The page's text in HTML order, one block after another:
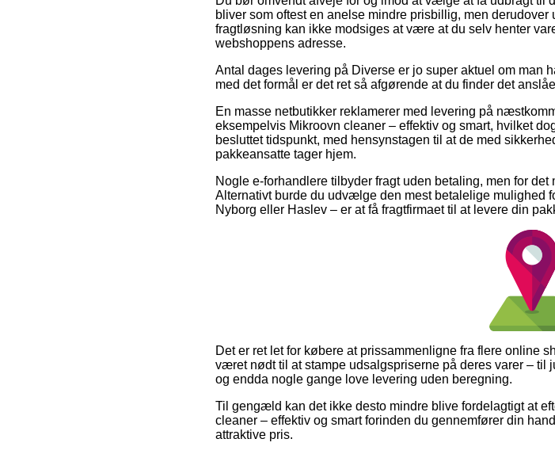
bliver som oftest en anelse mindre prisbillig, men
fragtløsning kan ikke modsiges at være at du selv henter
webshoppens adresse.
Antal dages levering på Diverse er jo super aktuel om man
med det formål er det ret så afgørende at du finder det
En masse netbutikker reklamerer med levering på
eksempelvis Mikroovn cleaner – effektiv og smart, hvilket
besluttet tidspunkt, med hensynstagen til at de med
pakkeansatte tager hjem.
Nogle e-forhandlere tilbyder fragt uden betaling, men for
Alternativt burde du udvælge den mest betalelige mulighed
Nyborg eller Haslev – er at få fragtfirmaet til at levere din
Det er ret let for købere at prissammenligne fra flere online
været nødt til at stampe udsalgspriserne på deres varer –
og endda nogle gange love levering uden beregning.
Til gengæld kan det ikke desto mindre blive fordelagtigt at
cleaner – effektiv og smart forinden du gennemfører din
attraktive pris.